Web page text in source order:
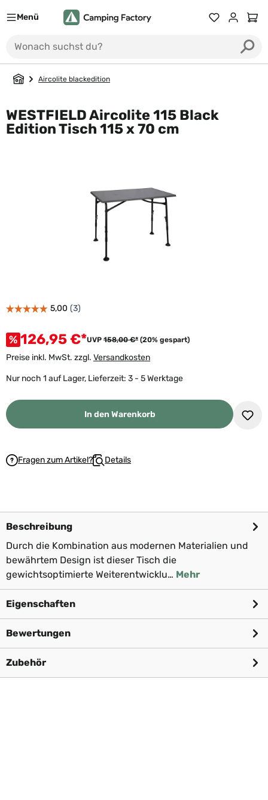
Menü
Aircolite blackedition
WESTFIELD Aircolite 115 Black
Edition Tisch 115 x 70 cm
% 126,95 €*UVP 158,00 €* (20% gespart)
Preise inkl. MwSt. zzgl. Versandkosten
Nur noch 1 auf Lager, Lieferzeit: 3 - 5 Werktage
In den Warenkorb
Fragen zum Artikel? Details
Beschreibung
Durch die Kombination aus modernen Materialien und
bewährtem Design ist dieser Tisch die
gewichtsoptimierte Weiterentwicklu… Mehr
Eigenschaften
Bewertungen
Zubehör